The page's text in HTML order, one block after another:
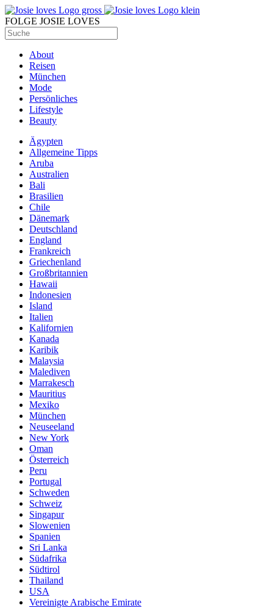
FOLGE JOSIE LOVES
About
Reisen
München
Mode
Persönliches
Lifestyle
Beauty
Ägypten
Allgemeine Tipps
Aruba
Australien
Bali
Brasilien
Chile
Dänemark
Deutschland
England
Frankreich
Griechenland
Großbritannien
Hawaii
Indonesien
Island
Italien
Kalifornien
Kanada
Karibik
Malaysia
Malediven
Marrakesch
Mauritius
Mexiko
München
Neuseeland
New York
Oman
Österreich
Peru
Portugal
Schweden
Schweiz
Singapur
Slowenien
Spanien
Sri Lanka
Südafrika
Südtirol
Thailand
USA
Vereinigte Arabische Emirate